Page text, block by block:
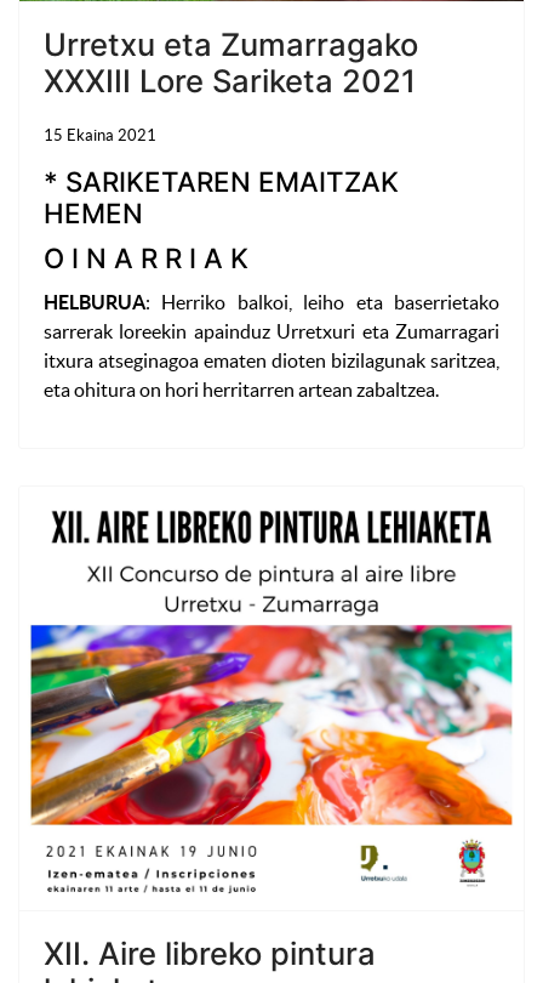
Urretxu eta Zumarragako
XXXIII Lore Sariketa 2021
15 Ekaina 2021
* SARIKETAREN EMAITZAK
HEMEN
O I N A R R I A K
HELBURUA: Herriko balkoi, leiho eta baserrietako
sarrerak loreekin apainduz Urretxuri eta Zumarragari
itxura atseginagoa ematen dioten bizilagunak saritzea,
eta ohitura on hori herritarren artean zabaltzea.
XII. Aire libreko pintura